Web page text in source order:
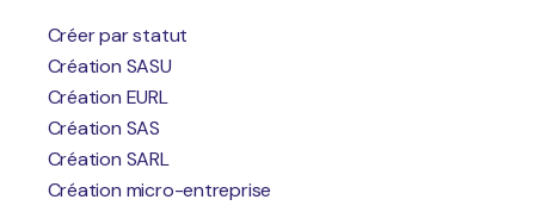
Créer par statut
Création SASU
Création EURL
Création SAS
Création SARL
Création micro-entreprise
Orus, c’est une néo-assurance dédiée aux entrepreneurs
(responsabilité civile et dommages). Leur but ? Créer une
assurance plus simple, plus juste et plus réactive pour
accompagner les professionnels.
Orus en quelques mots :